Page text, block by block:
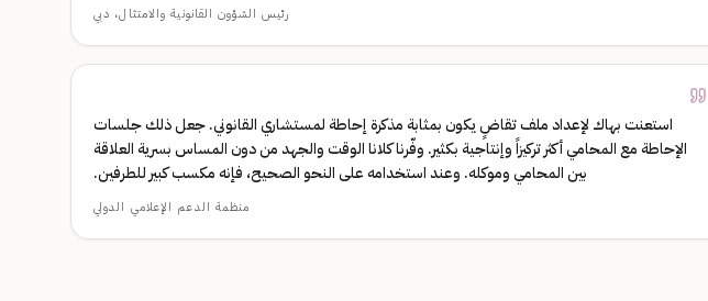
رئيس الشؤون القانونية والامتثال، دبي
استعنت بهاك لإعداد ملف تقاضٍ يكون بمثابة مذكرة إحاطة لمستشاري القانوني. جعل ذلك جلسات
الإحاطة مع المحامي أكثر تركيزاً وإنتاجية بكثير. وفّرنا كلانا الوقت والجهد من دون المساس بسرية العلاقة
بين المحامي وموكله. وعند استخدامه على النحو الصحيح، فإنه مكسب كبير للطرفين.
منظمة الدعم الإعلامي الدولي